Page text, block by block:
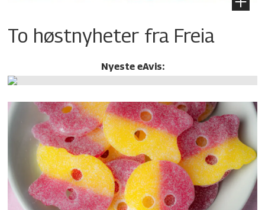
To høstnyheter fra Freia
Nyeste eAvis: